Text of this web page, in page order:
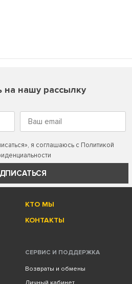
нашу рассылку
я соглашаюсь с Политикой
КТО МЫ
КОНТАКТЫ
СЕРВИС И ПОДДЕРЖКА
Возвраты и обмены